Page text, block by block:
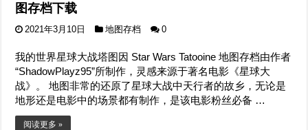
图存档下载
2021年3月10日 地图存档 0
我的世界星球大战塔图因 Star Wars Tatooine 地图存档由作者
“ShadowPlayz95”所制作，灵感来源于著名电影《星球大
战》。 地图非常的还原了星球大战中天行者的故乡，无论是
地形还是电影中的场景都有制作，是该电影粉丝必备 …
阅读更多 »